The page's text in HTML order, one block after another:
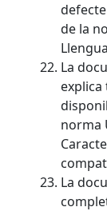
de la
La
norma
La